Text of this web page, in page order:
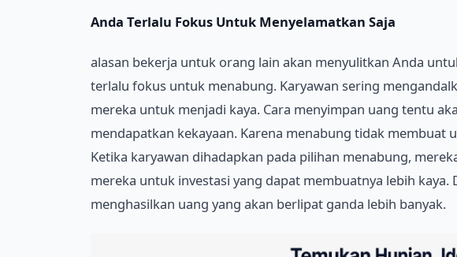
Anda Terlalu Fokus Untuk Menyelamatkan Saja
alasan bekerja untuk orang lain akan menyulitkan Anda
terlalu fokus untuk menabung. Karyawan sering
mereka untuk menjadi kaya. Cara menyimpan uang tentu
mendapatkan kekayaan. Karena menabung tidak membuat
Ketika karyawan dihadapkan pada pilihan menabung,
mereka untuk investasi yang dapat membuatnya lebih kaya.
menghasilkan uang yang akan berlipat ganda lebih banyak.